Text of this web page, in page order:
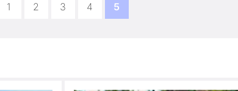
1 2 3 4 5